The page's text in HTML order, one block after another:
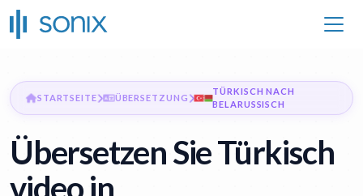
STARTSEITE ÜBERSETZUNG
TÜRKISCH NACH
BELARUSSISCH
Übersetzen Sie Türkisch
video in